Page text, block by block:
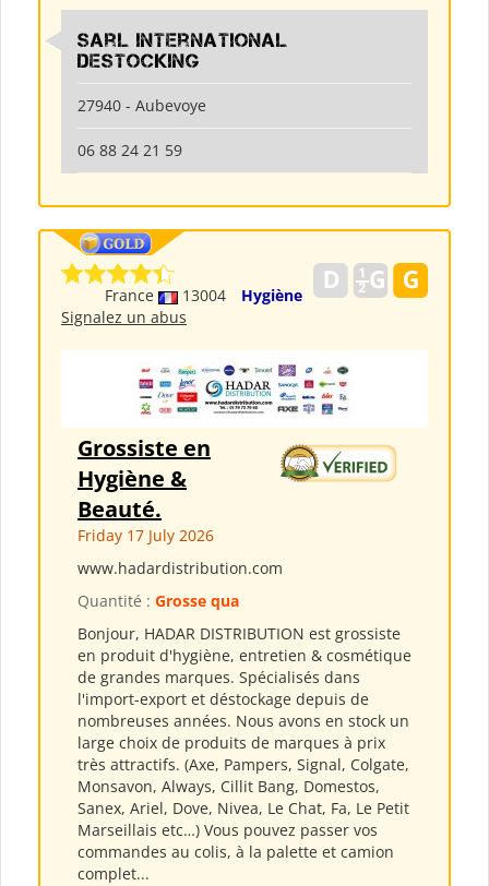
Sarl International
Destocking
27940 - Aubevoye
06 88 24 21 59
France 13004
Hygiène
Signalez un abus
Grossiste en
Hygiène &
Beauté.
Friday 17 July 2026
www.hadardistribution.com
Quantité : Grosse qua
Bonjour, HADAR DISTRIBUTION est grossiste
en produit d'hygiène, entretien & cosmétique
de grandes marques. Spécialisés dans
l'import-export et déstockage depuis de
nombreuses années. Nous avons en stock un
large choix de produits de marques à prix
très attractifs. (Axe, Pampers, Signal, Colgate,
Monsavon, Always, Cillit Bang, Domestos,
Sanex, Ariel, Dove, Nivea, Le Chat, Fa, Le Petit
Marseillais etc…) Vous pouvez passer vos
commandes au colis, à la palette et camion
complet...